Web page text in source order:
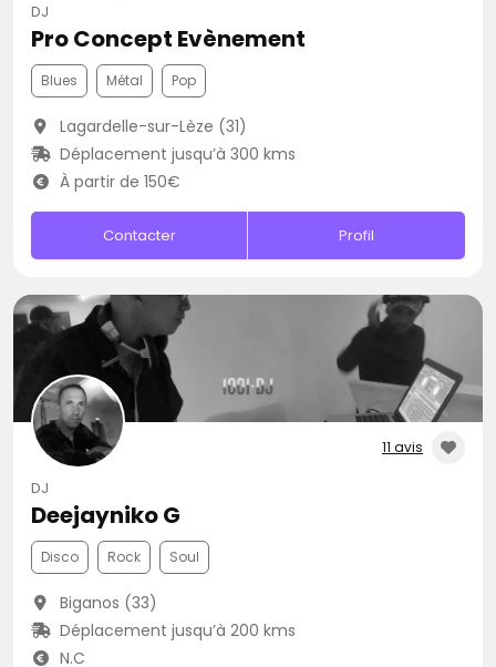
DJ
Pro Concept Evènement
Blues Métal Pop
Lagardelle-sur-Lèze (31)
Déplacement jusqu’à 300 kms
À partir de 150€
Contacter Profil
11 avis
DJ
Deejayniko G
Disco Rock Soul
Biganos (33)
Déplacement jusqu’à 200 kms
N.C